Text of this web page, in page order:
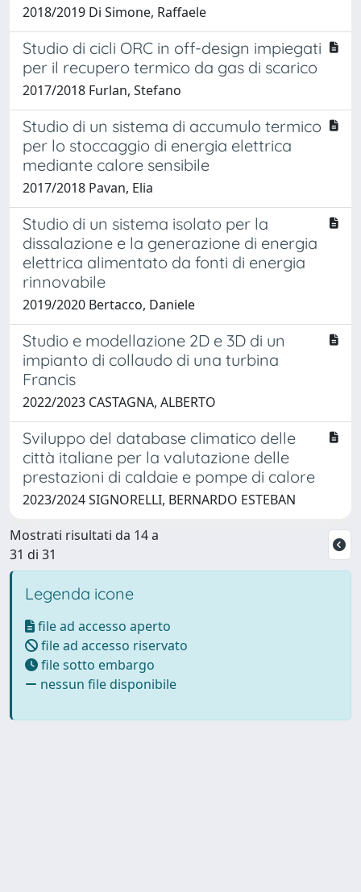
2018/2019 Di Simone, Raffaele
Studio di cicli ORC in off-design impiegati
per il recupero termico da gas di scarico
2017/2018 Furlan, Stefano
Studio di un sistema di accumulo termico
per lo stoccaggio di energia elettrica
mediante calore sensibile
2017/2018 Pavan, Elia
Studio di un sistema isolato per la
dissalazione e la generazione di energia
elettrica alimentato da fonti di energia
rinnovabile
2019/2020 Bertacco, Daniele
Studio e modellazione 2D e 3D di un
impianto di collaudo di una turbina
Francis
2022/2023 CASTAGNA, ALBERTO
Sviluppo del database climatico delle
città italiane per la valutazione delle
prestazioni di caldaie e pompe di calore
2023/2024 SIGNORELLI, BERNARDO ESTEBAN
Mostrati risultati da 14 a
31 di 31
Legenda icone
file ad accesso aperto
file ad accesso riservato
file sotto embargo
nessun file disponibile